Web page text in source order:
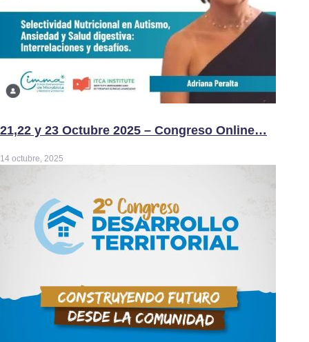
21,22 y 23 Octubre 2025 – Congreso Online…
14 octubre, 2025